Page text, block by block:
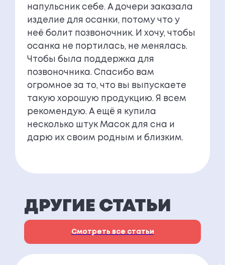
напульсник себе. А дочери заказала
изделие для осанки, потому что у
неё болит позвоночник. И хочу, чтобы
осанка не портилась, не менялась.
Чтобы была поддержка для
позвоночника. Спасибо вам
огромное за то, что вы выпускаете
такую хорошую продукцию. Я всем
рекомендую. А ещё я купила
несколько штук Масок для сна и
дарю их своим родным и близким.
ДРУГИЕ СТАТЬИ
Смотреть все статьи